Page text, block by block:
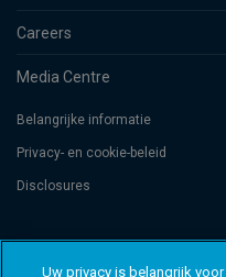
Careers
Media Centre
Belangrijke informatie
Privacy- en cookie-beleid
Disclosures
de Commerce et des Sociétés
Uw privacy is belangrijk